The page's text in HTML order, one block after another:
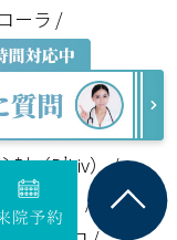
ーラ
じわ
・くすみ
）
射（D’Liv）
シス）